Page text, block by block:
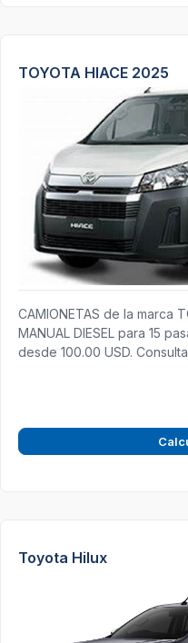
TOYOTA HIACE 2025
CAMIONETAS de la marca
MANUAL DIESEL para 15
desde 100.00 USD.
Toyota Hilux